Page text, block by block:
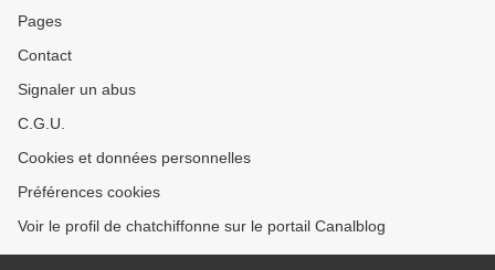
Pages
Contact
Signaler un abus
C.G.U.
Cookies et données personnelles
Préférences cookies
Voir le profil de chatchiffonne sur le portail Canalblog